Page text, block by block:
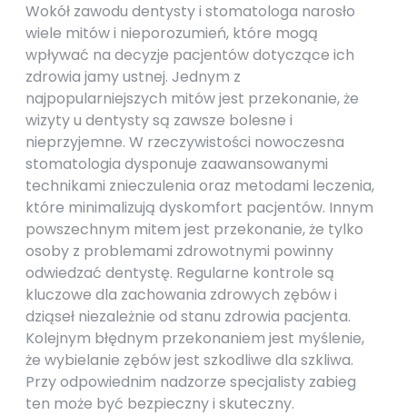
Wokół zawodu dentysty i stomatologa narosło
wiele mitów i nieporozumień, które mogą
wpływać na decyzje pacjentów dotyczące ich
zdrowia jamy ustnej. Jednym z
najpopularniejszych mitów jest przekonanie, że
wizyty u dentysty są zawsze bolesne i
nieprzyjemne. W rzeczywistości nowoczesna
stomatologia dysponuje zaawansowanymi
technikami znieczulenia oraz metodami leczenia,
które minimalizują dyskomfort pacjentów. Innym
powszechnym mitem jest przekonanie, że tylko
osoby z problemami zdrowotnymi powinny
odwiedzać dentystę. Regularne kontrole są
kluczowe dla zachowania zdrowych zębów i
dziąseł niezależnie od stanu zdrowia pacjenta.
Kolejnym błędnym przekonaniem jest myślenie,
że wybielanie zębów jest szkodliwe dla szkliwa.
Przy odpowiednim nadzorze specjalisty zabieg
ten może być bezpieczny i skuteczny.